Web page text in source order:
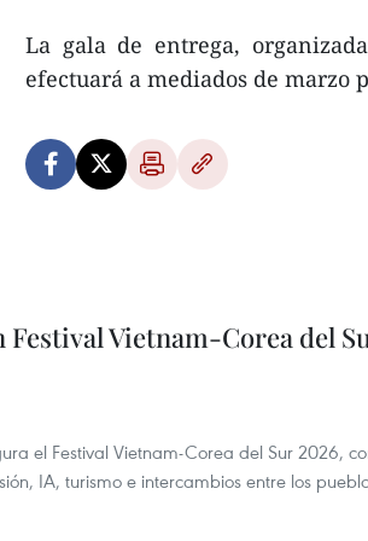
La gala de entrega,
efectuará a mediados de marzo
Vietnam-Corea del
el Festival Vietnam-Corea del Sur 2026,
IA, turismo e intercambios entre los